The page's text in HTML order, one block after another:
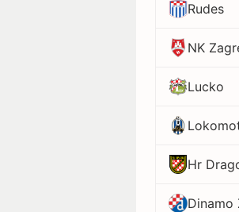
Rudes
NK
Lucko
Hr
Dinamo